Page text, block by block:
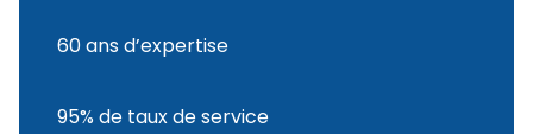
60 ans d’expertise
95% de taux de service